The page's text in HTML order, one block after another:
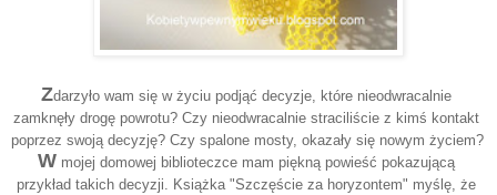
Zdarzyło wam się w życiu podjąć decyzje, które nieodwracalnie
zamknęły drogę powrotu? Czy nieodwracalnie straciliście z kimś kontakt
W mojej domowej biblioteczce mam piękną powieść pokazującą
przykład takich decyzji. Książka "Szczęście za horyzontem" myślę, że